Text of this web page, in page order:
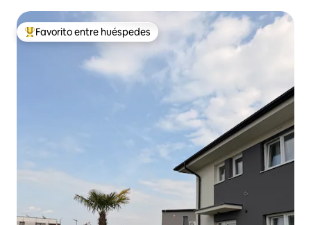
Favorito entre los huéspedes más destacados
Favorito entre huéspedes